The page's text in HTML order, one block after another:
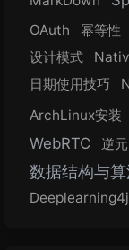
OAuth
幂等性
设计模式
日期使用技巧
ArchLinux安装
WebRTC 逆元
数据结构与
Deeplearning4j